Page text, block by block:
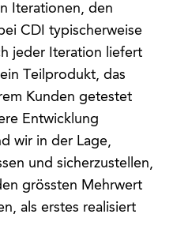
Iterationen, den
CDI typischerweise
jeder Iteration liefert
Teilprodukt, das
Kunden getestet
Entwicklung
wir in der Lage,
und sicherzustellen,
grössten Mehrwert
als erstes realisiert